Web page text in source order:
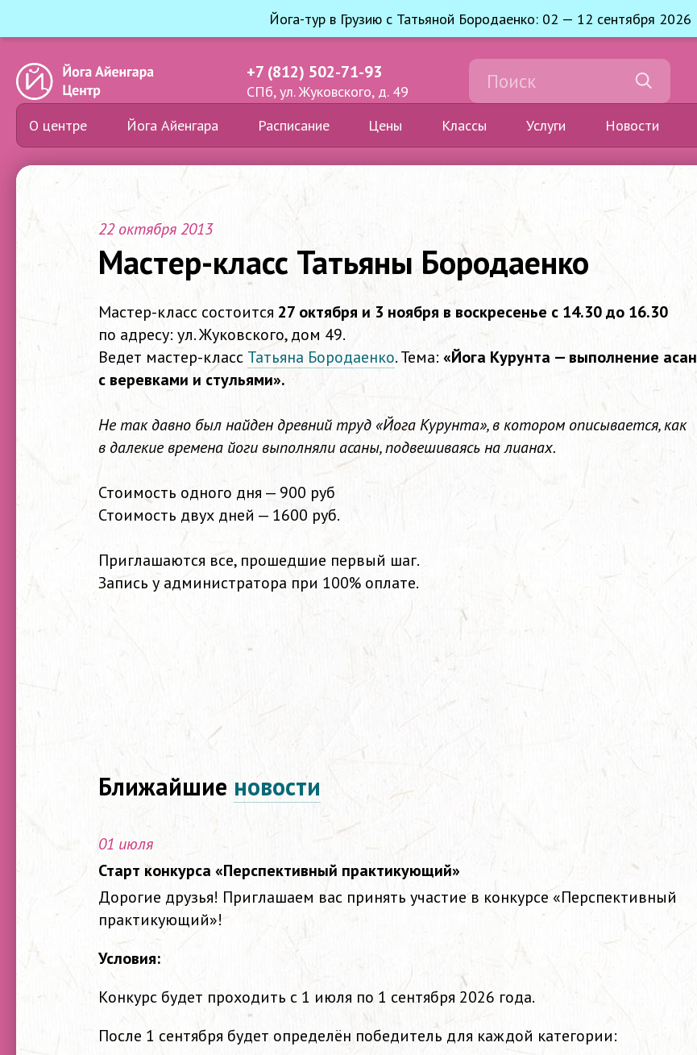
Йога-тур в Грузию с Татьяной Бородаенко: 02 — 12 сентября 2026
+7 (812) 502-71-93
СПб, ул. Жуковского, д. 49
О центре Йога Айенгара Расписание Цены Классы Услуги Новости
22 октября 2013
Мастер-класс Татьяны Бородаенко
Мастер-класс состоится 27 октября и 3 ноября в воскресенье с 14.30 до 16.30
по адресу: ул. Жуковского, дом 49.
Ведет мастер-класс Татьяна Бородаенко. Тема: «Йога Курунта — выполнение асан
с веревками и стульями».
Не так давно был найден древний труд «Йога Курунта», в котором описывается, как
в далекие времена йоги выполняли асаны, подвешиваясь на лианах.
Стоимость одного дня — 900 руб
Стоимость двух дней — 1600 руб.
Приглашаются все, прошедшие первый шаг.
Запись у администратора при 100% оплате.
Ближайшие новости
01 июля
Старт конкурса «Перспективный практикующий»
Дорогие друзья! Приглашаем вас принять участие в конкурсе «Перспективный
практикующий»!
Условия:
Конкурс будет проходить с 1 июля по 1 сентября 2026 года.
После 1 сентября будет определён победитель для каждой категории: